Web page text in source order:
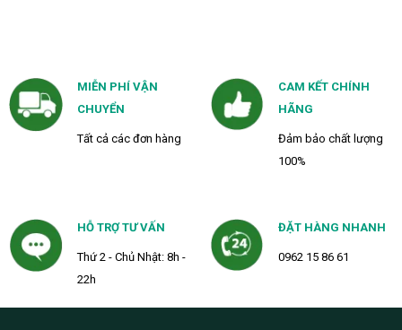
MIỄN PHÍ VẬN
CHUYỂN
Tất cả các đơn hàng
CAM KẾT CHÍNH
HÃNG
Đảm bảo chất lượng
100%
HỖ TRỢ TƯ VẤN
Thứ 2 - Chủ Nhật: 8h -
22h
ĐẶT HÀNG NHANH
0962 15 86 61